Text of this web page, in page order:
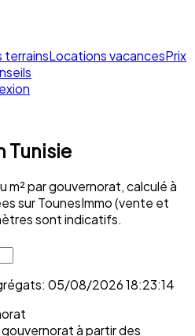
terrainsLocations vacancesPrix
Tunisie
m² par gouvernorat, calculé à
sur TounesImmo (vente et
sont indicatifs.
: 05/08/2026 18:23:14
à partir des